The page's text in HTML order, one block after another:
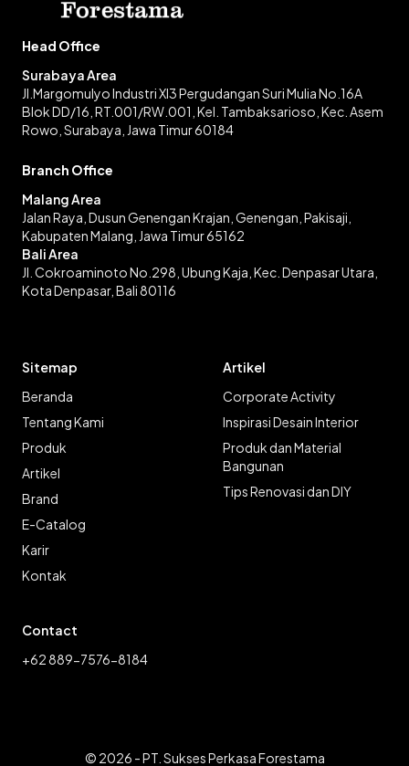
Head Office
Surabaya Area
Jl.Margomulyo Industri XI3 Pergudangan Suri Mulia No.16A
Blok DD/16, RT.001/RW.001, Kel. Tambaksarioso, Kec. Asem
Rowo, Surabaya, Jawa Timur 60184
Branch Office
Malang Area
Jalan Raya, Dusun Genengan Krajan, Genengan, Pakisaji,
Kabupaten Malang, Jawa Timur 65162
Bali Area
Jl. Cokroaminoto No.298, Ubung Kaja, Kec. Denpasar Utara,
Kota Denpasar, Bali 80116
Sitemap
Beranda
Tentang Kami
Produk
Artikel
Brand
E-Catalog
Karir
Kontak
Artikel
Corporate Activity
Inspirasi Desain Interior
Produk dan Material
Bangunan
Tips Renovasi dan DIY
Contact
+62 889-7576-8184
© 2026 - PT. Sukses Perkasa Forestama